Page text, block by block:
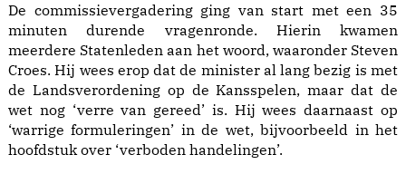
De commissievergadering ging van start met een 35
minuten durende vragenronde. Hierin kwamen
meerdere Statenleden aan het woord, waaronder Steven
Croes. Hij wees erop dat de minister al lang bezig is met
de Landsverordening op de Kansspelen, maar dat de
wet nog ‘verre van gereed’ is. Hij wees daarnaast op
‘warrige formuleringen’ in de wet, bijvoorbeeld in het
hoofdstuk over ‘verboden handelingen’.